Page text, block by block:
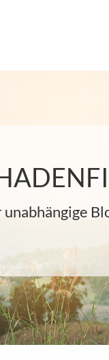
unabhängige